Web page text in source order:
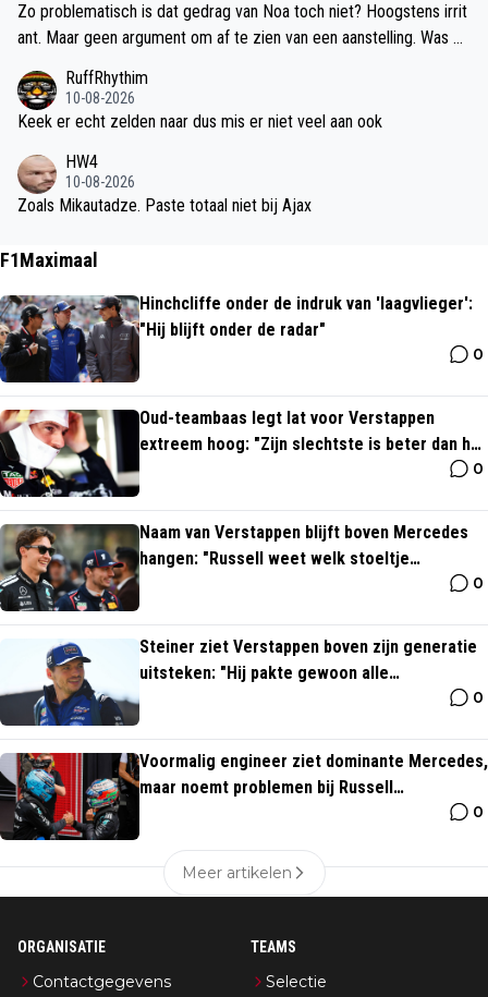
Zo problematisch is dat gedrag van Noa toch niet? Hoogstens irrit
ant. Maar geen argument om af te zien van een aanstelling. Was on
egevoeligheid en wisselvalligheid in rendement reden tot twijfel
RuffRhythim
10-08-2026
Keek er echt zelden naar dus mis er niet veel aan ook
HW4
10-08-2026
Zoals Mikautadze. Paste totaal niet bij Ajax
F1Maximaal
Hinchcliffe onder de indruk van 'laagvlieger':
"Hij blijft onder de radar"
0
Oud-teambaas legt lat voor Verstappen
extreem hoog: "Zijn slechtste is beter dan het
0
Naam van Verstappen blijft boven Mercedes
hangen: "Russell weet welk stoeltje
0
Steiner ziet Verstappen boven zijn generatie
uitsteken: "Hij pakte gewoon alle
0
Voormalig engineer ziet dominante Mercedes,
maar noemt problemen bij Russell
0
Meer artikelen
ORGANISATIE
Contactgegevens
TEAMS
Selectie